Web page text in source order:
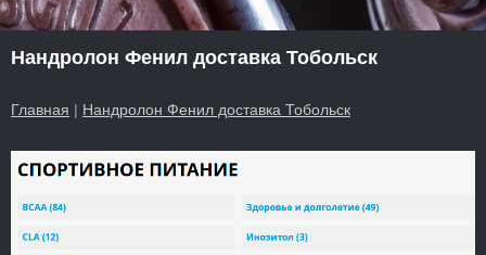
Нандролон Фенил доставка Тобольск
Главная | Нандролон Фенил доставка Тобольск